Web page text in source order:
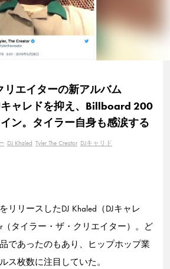
リエイターの新アルバム
キャレドを抑え、Billboard 200
ン。タイラー自身も感涙する
DJ Khaled Tyler The Creator DJキャリド
リリースしたDJ Khaled（DJキャレ
（タイラー・ザ・クリエイター）。ど
であったのもあり、ヒップホップ業
ス枚数に注目していた。